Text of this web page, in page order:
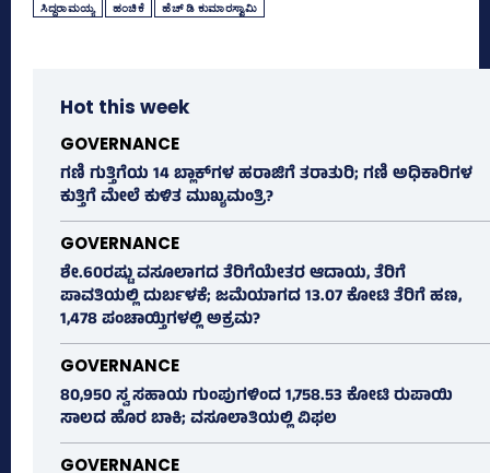
ಸಿದ್ದರಾಮಯ್ಯ ಹಂಚಿಕೆ ಹೆಚ್‌ ಡಿ ಕುಮಾರಸ್ವಾಮಿ
Hot this week
GOVERNANCE
ಗಣಿ ಗುತ್ತಿಗೆಯ 14 ಬ್ಲಾಕ್‌ಗಳ ಹರಾಜಿಗೆ ತರಾತುರಿ; ಗಣಿ ಅಧಿಕಾರಿಗಳ
ಕುತ್ತಿಗೆ ಮೇಲೆ ಕುಳಿತ ಮುಖ್ಯಮಂತ್ರಿ?
GOVERNANCE
ಶೇ.60ರಷ್ಟು ವಸೂಲಾಗದ ತೆರಿಗೆಯೇತರ ಆದಾಯ, ತೆರಿಗೆ
ಪಾವತಿಯಲ್ಲಿ ದುರ್ಬಳಕೆ; ಜಮೆಯಾಗದ 13.07 ಕೋಟಿ ತೆರಿಗೆ ಹಣ,
1,478 ಪಂಚಾಯ್ತಿಗಳಲ್ಲಿ ಅಕ್ರಮ?
GOVERNANCE
80,950 ಸ್ವ ಸಹಾಯ ಗುಂಪುಗಳಿಂದ 1,758.53 ಕೋಟಿ ರುಪಾಯಿ
ಸಾಲದ ಹೊರ ಬಾಕಿ; ವಸೂಲಾತಿಯಲ್ಲಿ ವಿಫಲ
GOVERNANCE